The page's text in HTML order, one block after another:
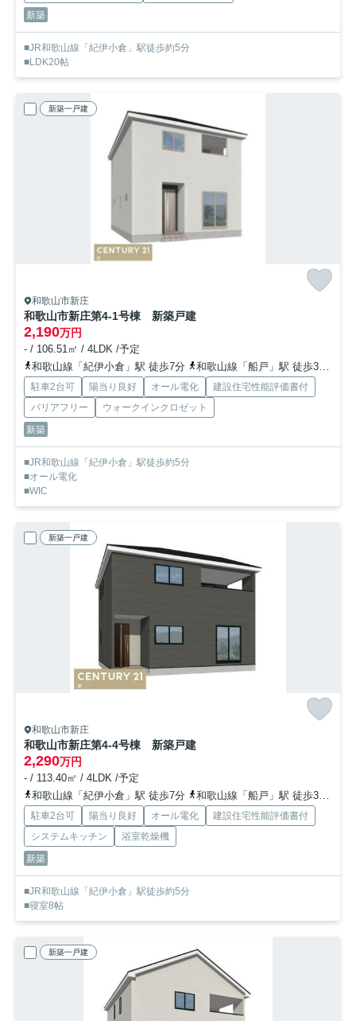
新築
■JR和歌山線「紀伊小倉」駅徒歩約5分
■LDK20帖
新築一戸建
和歌山市新庄
和歌山市新庄第4-1号棟 新築戸建
2,190万円
- / 106.51㎡ / 4LDK /予定
和歌山線「紀伊小倉」駅 徒歩7分
和歌山線「船戸」駅 徒歩30分
駐車2台可 陽当り良好 オール電化
建設住宅性能評価書付
バリアフリー
ウォークインクロゼット
新築
■JR和歌山線「紀伊小倉」駅徒歩約5分
■オール電化
■WIC
新築一戸建
和歌山市新庄
和歌山市新庄第4-4号棟 新築戸建
2,290万円
- / 113.40㎡ / 4LDK /予定
和歌山線「紀伊小倉」駅 徒歩7分
和歌山線「船戸」駅 徒歩30分
駐車2台可 陽当り良好 オール電化
建設住宅性能評価書付
システムキッチン
浴室乾燥機
新築
■JR和歌山線「紀伊小倉」駅徒歩約5分
■寝室8帖
新築一戸建